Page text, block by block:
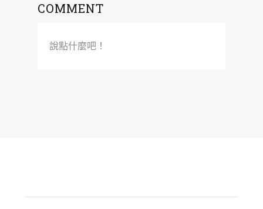
COMMENT
說點什麼吧！